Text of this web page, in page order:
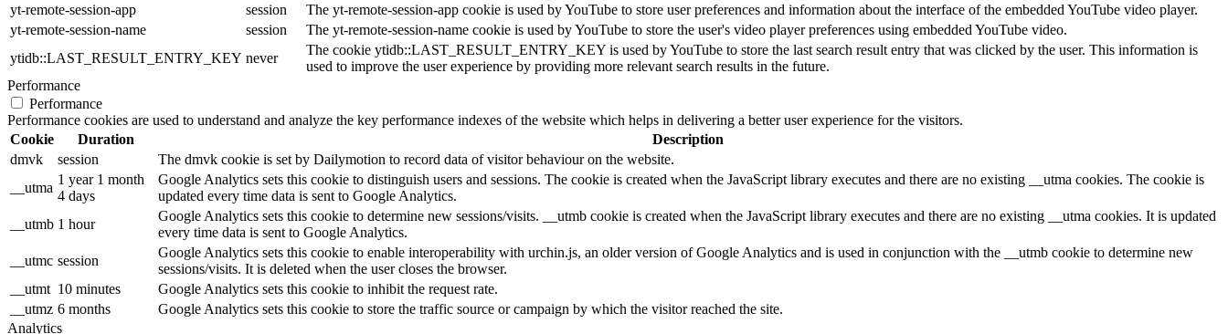
yt-remote-session-app
session
The yt-remote-session-app cookie is used by YouTube to store user preferences and information about the interface of the embedded YouTube video player.
yt-remote-session-name
session
The yt-remote-session-name cookie is used by YouTube to store the user's video player preferences using embedded YouTube video.
ytidb::LAST_RESULT_ENTRY_KEY never
The cookie ytidb::LAST_RESULT_ENTRY_KEY is used by YouTube to store the last search result entry that was clicked by the user. This information is
used to improve the user experience by providing more relevant search results in the future.
Performance
Performance
Performance cookies are used to understand and analyze the key performance indexes of the website which helps in delivering a better user experience for the visitors.
Cookie
Duration
Description
dmvk
session
The dmvk cookie is set by Dailymotion to record data of visitor behaviour on the website.
__utma
1 year 1 month
4 days
Google Analytics sets this cookie to distinguish users and sessions. The cookie is created when the JavaScript library executes and there are no existing __utma cookies. The cookie is
updated every time data is sent to Google Analytics.
__utmb 1 hour
Google Analytics sets this cookie to determine new sessions/visits. __utmb cookie is created when the JavaScript library executes and there are no existing __utma cookies. It is updated
every time data is sent to Google Analytics.
__utmc session
Google Analytics sets this cookie to enable interoperability with urchin.js, an older version of Google Analytics and is used in conjunction with the __utmb cookie to determine new
sessions/visits. It is deleted when the user closes the browser.
__utmt 10 minutes
Google Analytics sets this cookie to inhibit the request rate.
__utmz 6 months
Google Analytics sets this cookie to store the traffic source or campaign by which the visitor reached the site.
Analytics